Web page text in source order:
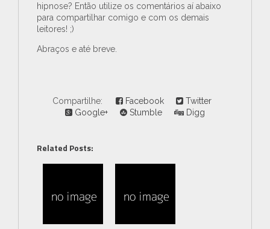
hipnose? Então utilize os comentários aí abaixo
para compartilhar comigo e com os demais
leitores! ;)
Abraços e até breve.
Compartilhe: Facebook
Twitter
Google+
Stumble Digg
Related Posts: